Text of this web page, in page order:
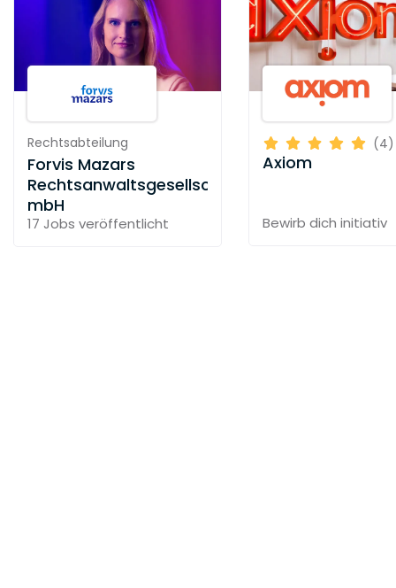
Rechtsabteilung
Forvis Mazars
Rechtsanwaltsgesellschaft
mbH
17 Jobs veröffentlicht
(4)
Axiom
Bewirb dich initiativ